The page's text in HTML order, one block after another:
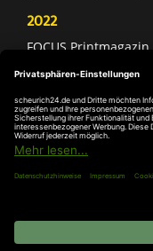
2022
FOCUS
Deutschland Test –
FOCUS Money –
DIE WELT –
DIE WELT –
Antriebe)